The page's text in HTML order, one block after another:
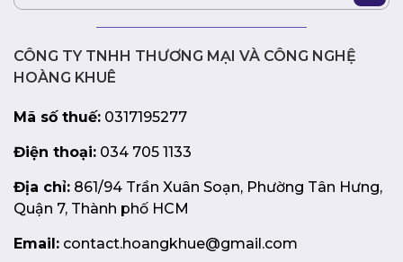
CÔNG TY TNHH THƯƠNG MẠI VÀ CÔNG NGHỆ
HOÀNG KHUÊ
Mã số thuế: 0317195277
Điện thoại: 034 705 1133
Địa chỉ: 861/94 Trần Xuân Soạn, Phường Tân Hưng,
Quận 7, Thành phố HCM
Email: contact.hoangkhue@gmail.com